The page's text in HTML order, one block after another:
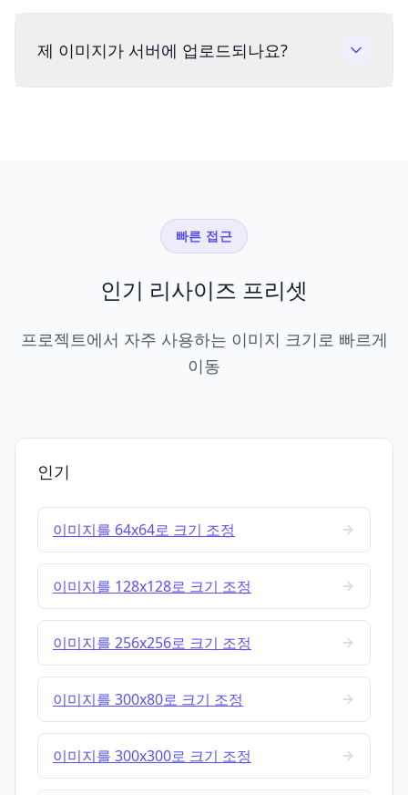
제 이미지가 서버에 업로드되나요?
빠른 접근
인기 리사이즈 프리셋
프로젝트에서 자주 사용하는 이미지 크기로 빠르게
이동
인기
이미지를 64x64로 크기 조정
이미지를 128x128로 크기 조정
이미지를 256x256로 크기 조정
이미지를 300x80로 크기 조정
이미지를 300x300로 크기 조정